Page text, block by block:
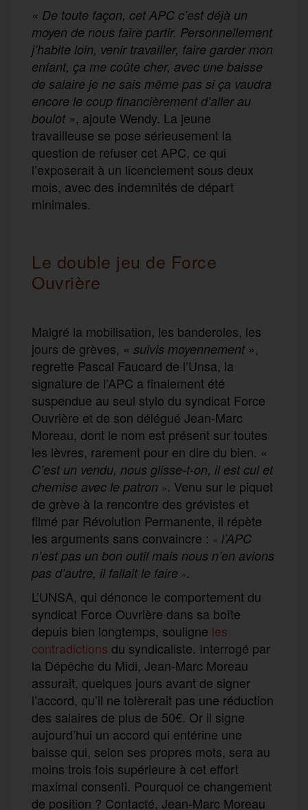
« De toute façon, cet APC c’est déjà un
moyen de nous faire partir. Personnellement
j’habite loin, venir travailler, faire garder mon
enfant, ça me coûte cher, avec une baisse
de salaire je ne sais même pas si ça vaudra
encore le coup financièrement d’aller au
boulot », ajoute Wendy. La jeune
travailleuse se pose sérieusement la
question de refuser cet APC, ce qui
l’exposerait à un licenciement sous deux
mois, avec des indemnités de départ
minimales.
Le double jeu de Force
Ouvrière
Malgré la mobilisation, les banderoles, les
jours de grèves, « suivis moyennement»,
regrette Pascal Faucard de l’Unsa, la
signature de l’APC a finalement été
suspendue au seul stylo du syndicat Force
Ouvrière et de son délégué Jean-Marc
Moreau, dont le nom est présent sur toutes
les lèvres, rarement pour en dire du bien. «
C’est un vendu, nous glisse-t-on, il est cul et
chemise avec le patron ». Venu sur le piquet
de grève à la rencontre des grévistes et
filmé par Révolution Permanente, il répète
les arguments sans convaincre : « l’APC
n’est pas un bon outil mais nous n’en avions
pas d’autre, il fallait le faire ».
L’UNSA, qui dénonce le comportement du
syndicat Force Ouvrière dans sa boîte
depuis bien longtemps, souligne les
contradictions du syndicaliste. Interrogé par
la Dépêche du Midi, Jean-Marc Moreau
assurait, quelques jours avant de signer
l’accord, qu’il ne tolèrerait pas une réduction
des salaires de plus de 50€. Or il signe
aujourd’hui un accord qui entérine une
baisse qui, selon ses propres mots, sera au
moins trois fois supérieure à cet effort
maximal consenti. Pourquoi ce changement
de position ? Contacté, Jean-Marc Moreau